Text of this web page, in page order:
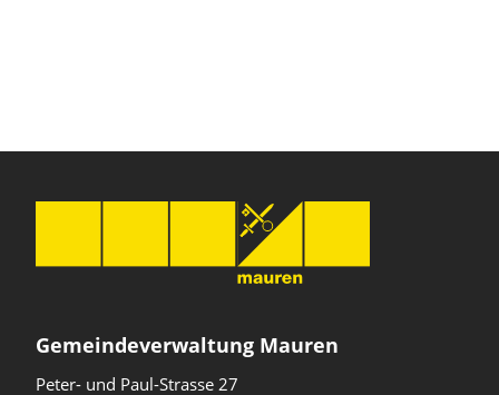
Gemeindeverwaltung Mauren
Peter- und Paul-Strasse 27